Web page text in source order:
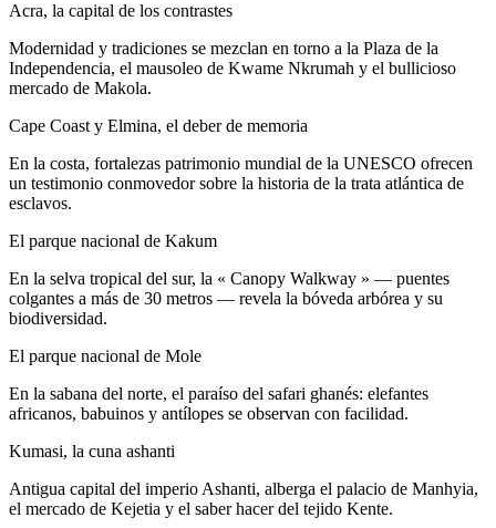
Acra, la capital de los contrastes
Modernidad y tradiciones se mezclan en torno a la Plaza de la
Independencia, el mausoleo de Kwame Nkrumah y el bullicioso
mercado de Makola.
Cape Coast y Elmina, el deber de memoria
En la costa, fortalezas patrimonio mundial de la UNESCO ofrecen
un testimonio conmovedor sobre la historia de la trata atlántica de
esclavos.
El parque nacional de Kakum
En la selva tropical del sur, la « Canopy Walkway » — puentes
colgantes a más de 30 metros — revela la bóveda arbórea y su
biodiversidad.
El parque nacional de Mole
En la sabana del norte, el paraíso del safari ghanés: elefantes
africanos, babuinos y antílopes se observan con facilidad.
Kumasi, la cuna ashanti
Antigua capital del imperio Ashanti, alberga el palacio de Manhyia,
el mercado de Kejetia y el saber hacer del tejido Kente.